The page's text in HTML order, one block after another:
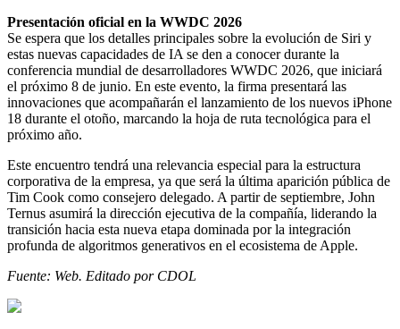
Presentación oficial en la WWDC 2026
Se espera que los detalles principales sobre la evolución de Siri y
estas nuevas capacidades de IA se den a conocer durante la
conferencia mundial de desarrolladores WWDC 2026, que iniciará
el próximo 8 de junio. En este evento, la firma presentará las
innovaciones que acompañarán el lanzamiento de los nuevos iPhone
18 durante el otoño, marcando la hoja de ruta tecnológica para el
próximo año.
Este encuentro tendrá una relevancia especial para la estructura
corporativa de la empresa, ya que será la última aparición pública de
Tim Cook como consejero delegado. A partir de septiembre, John
Ternus asumirá la dirección ejecutiva de la compañía, liderando la
transición hacia esta nueva etapa dominada por la integración
profunda de algoritmos generativos en el ecosistema de Apple.
Fuente: Web. Editado por CDOL